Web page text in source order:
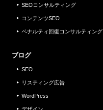
SEOコンサルティング
コンテンツSEO
ペナルティ回復コンサルティング
ブログ
SEO
リスティング広告
WordPress